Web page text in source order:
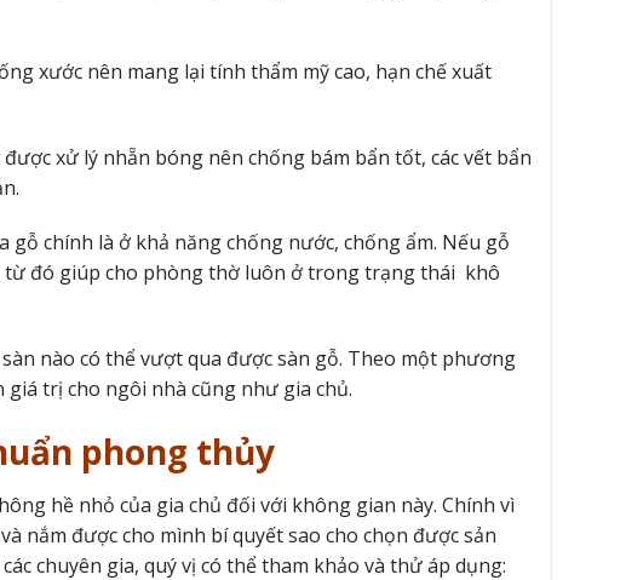
xước nên mang lại tính thẩm mỹ cao, hạn chế xuất
xử lý nhẵn bóng nên chống bám bẩn tốt, các vết bẩn
chính là ở khả năng chống nước, chống ẩm. Nếu gỗ
từ đó giúp cho phòng thờ luôn ở trong trạng thái khô
nào có thể vượt qua được sàn gỗ. Theo một phương
trị cho ngôi nhà cũng như gia chủ.
phong thủy
hề nhỏ của gia chủ đối với không gian này. Chính vì
nắm được cho mình bí quyết sao cho chọn được sản
chuyên gia, quý vị có thể tham khảo và thử áp dụng: